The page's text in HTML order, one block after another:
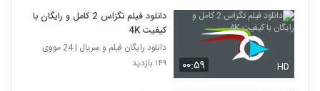
۰۰:۵۹ HD
دانلود فیلم تگزاس 2 کامل و رایگان با
کیفیت 4K
دانلود رایگان فیلم و سریال | 24 مووی
۱۴۹ بازدید